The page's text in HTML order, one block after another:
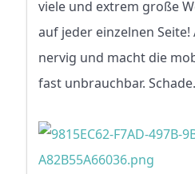
viele und extrem große
auf jeder einzelnen Seite!
nervig und macht die
fast unbrauchbar.